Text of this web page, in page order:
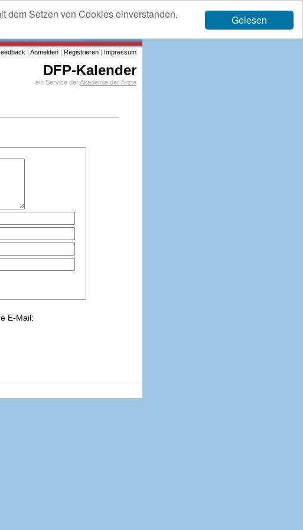
Gelesen
dem Setzen von Cookies einverstanden.
| Anmelden | Registrieren | Impressum
DFP-Kalender
ein Service derAkademie der Ärzte
E-Mail: